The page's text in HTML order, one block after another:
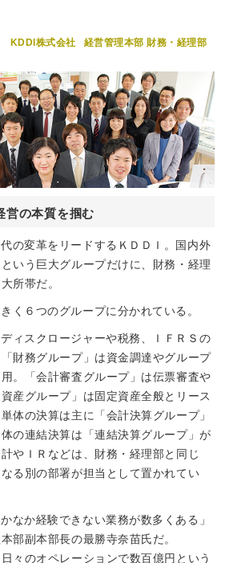
KDDI株式会社 経営管理本部 財務・経理部
営の本質を掴む
の変革をリードするＫＤＤＩ。国内外
いう巨大グループだけに、財務・経理
所帯だ。
く６つのグループに分かれている。
ディスクロージャーや税務、ＩＦＲＳの
財務グループ」は資金調達やグループ
。「会計審査グループ」は伝票審査や
産グループ」は固定資産全般とリース
体の決算は主に「会計決算グループ」
の連結決算は「連結決算グループ」が
やＩＲなどは、財務・経理部と同じ
る別の部署が担当として置かれてい
なか経験できない業務が数多くある」
部副本部長の最勝寺奈苗氏だ。
々のオペレーションで数百億円という